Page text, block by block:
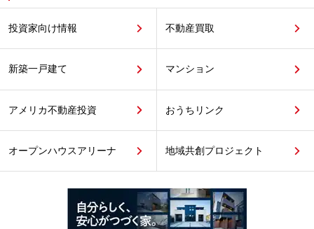
投資家向け情報 不動産買取
新築一戸建て マンション
アメリカ不動産投資 おうちリンク
オープンハウスアリーナ 地域共創プロジェクト